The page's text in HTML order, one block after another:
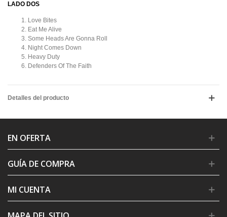
LADO DOS
Love Bites
Eat Me Alive
Some Heads Are Gonna Roll
Night Comes Down
Heavy Duty
Defenders Of The Faith
Detalles del producto
EN OFERTA
GUÍA DE COMPRA
MI CUENTA